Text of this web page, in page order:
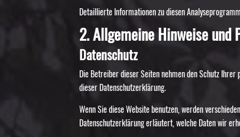
Detaillierte Informationen zu diesen
2. Allgemeine Hinweise
Datenschutz
Die Betreiber dieser Seiten nehmen den Schutz
dieser Datenschutzerklärung.
Wenn Sie diese Website benutzen, werden
Datenschutzerklärung erläutert, welche Daten wir